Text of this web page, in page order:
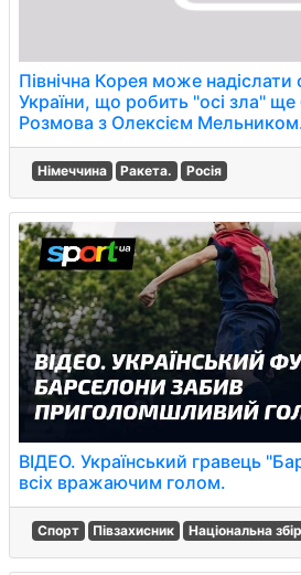
Північна Корея може надіслати
України, що робить "осі зла"
Розмова з Олексієм
Німеччина Ракета. Росія
ВІДЕО. Український гравець
всіх вражаючим голом.
Спорт Півзахисник Національна